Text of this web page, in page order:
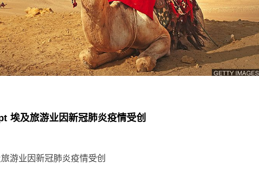
及旅游业因新冠肺炎疫情受创
游业因新冠肺炎疫情受创